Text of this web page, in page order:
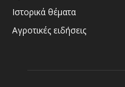
Ιστορικά θέματα
Αγροτικές ειδήσεις